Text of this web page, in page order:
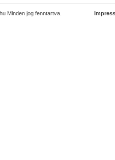
Minden jog fenntartva.